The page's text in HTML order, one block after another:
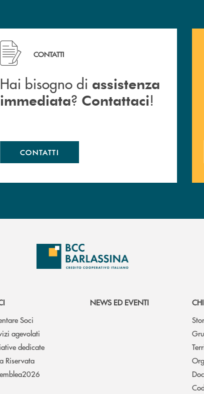
Hai bisogno di assistenza immediata ? Contattaci !
CONTATTI
Hai bisogno di assistenza
immediata? Contattaci!
CONTATTI
Soci
agevolati
dedicate
Riservata
NEWS ED EVENTI